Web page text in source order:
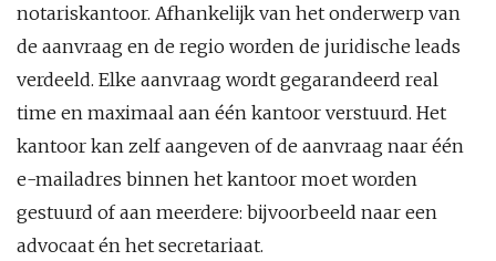
notariskantoor. Afhankelijk van het onderwerp van
de aanvraag en de regio worden de juridische leads
verdeeld. Elke aanvraag wordt gegarandeerd real
time en maximaal aan één kantoor verstuurd. Het
kantoor kan zelf aangeven of de aanvraag naar één
e-mailadres binnen het kantoor moet worden
gestuurd of aan meerdere: bijvoorbeeld naar een
advocaat én het secretariaat.